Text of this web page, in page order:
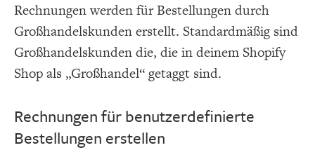
Rechnungen werden für Bestellungen durch
Großhandelskunden erstellt. Standardmäßig sind
Großhandelskunden die, die in deinem Shopify
Shop als „Großhandel“ getaggt sind.
Rechnungen für benutzerdefinierte
Bestellungen erstellen